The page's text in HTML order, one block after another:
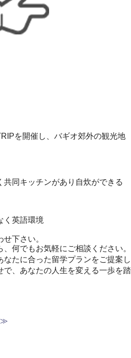
を開催し、バギオ郊外の観光地
共同キッチンがあり自炊ができる
く英語環境
下さい。
何でもお気軽にご相談ください。
たに合った留学プランをご提案し
で、あなたの人生を変える一歩を踏
≫